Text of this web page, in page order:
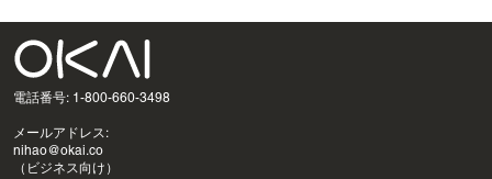
電話番号: 1-800-660-3498
メールアドレス:
nihao@okai.co
（ビジネス向け）